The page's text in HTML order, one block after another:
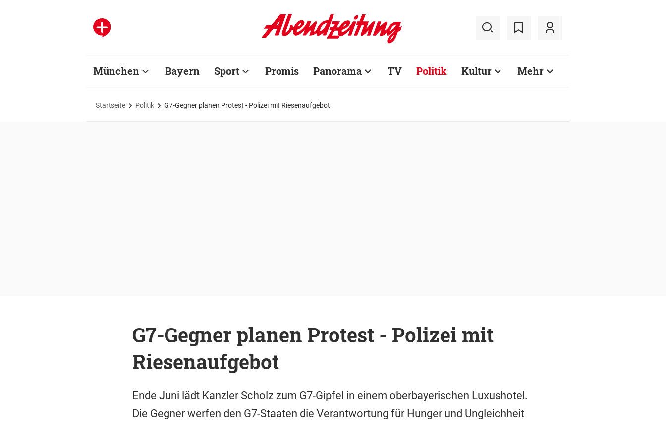
München Bayern Sport Promis Panorama TV Politik Kultur Mehr
Startseite Politik G7-Gegner planen Protest - Polizei mit Riesenaufgebot
G7-Gegner planen Protest - Polizei mit
Riesenaufgebot
Ende Juni lädt Kanzler Scholz zum G7-Gipfel in einem oberbayerischen Luxushotel.
Die Gegner werfen den G7-Staaten die Verantwortung für Hunger und Ungleichheit